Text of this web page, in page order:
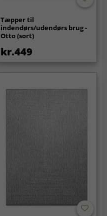
Tæpper til
indendørs/udendørs brug -
Otto (sort)
kr.449